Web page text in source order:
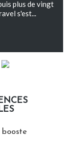
plus de vingt
s'est...
booste